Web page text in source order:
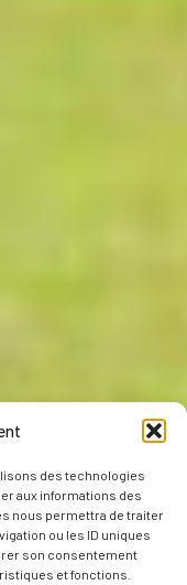
des technologies
aux informations des
nous permettra de traiter
ou les ID uniques
son consentement
et fonctions.